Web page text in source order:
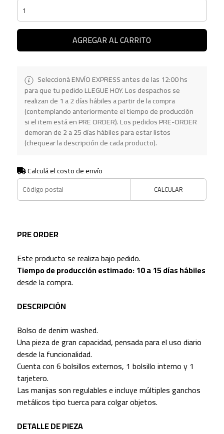
AGREGAR AL CARRITO
Seleccioná ENVÍO EXPRESS antes de las 12:00 hs
para que tu pedido LLEGUE HOY. Los despachos se
realizan de 1 a 2 días hábiles a partir de la compra
(contemplando anteriormente el tiempo de producción
si el item está en PRE ORDER). Los pedidos PRE-ORDER
demoran de 2 a 25 días hábiles para estar listos
(chequear la descripción de cada producto).
Calculá el costo de envío
CALCULAR
PRE ORDER
Este producto se realiza bajo pedido.
Tiempo de producción estimado: 10 a 15 días hábiles
desde la compra.
DESCRIPCIÓN
Bolso de denim washed.
Una pieza de gran capacidad, pensada para el uso diario
desde la funcionalidad.
Cuenta con 6 bolsillos externos, 1 bolsillo interno y 1
tarjetero.
Las manijas son regulables e incluye múltiples ganchos
metálicos tipo tuerca para colgar objetos.
DETALLE DE PIEZA